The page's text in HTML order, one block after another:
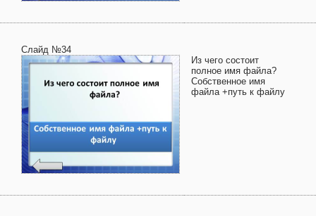
Слайд №34
Из чего состоит
полное имя файла?
Собственное имя
файла +путь к файлу